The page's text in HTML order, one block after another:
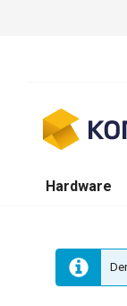
Hardware